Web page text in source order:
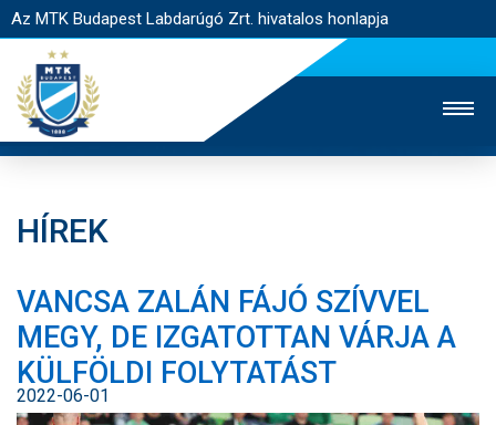
Az MTK Budapest Labdarúgó Zrt. hivatalos honlapja
JEGYÉRTÉKESÍTÉS
WEBSHOP
STADION
EGYESÜLET
KAPCSOLAT
NYITÓLAP
HÍREK
VANCSA ZALÁN FÁJÓ SZÍVVEL
MEGY, DE IZGATOTTAN VÁRJA A
KÜLFÖLDI FOLYTATÁST
2022-06-01